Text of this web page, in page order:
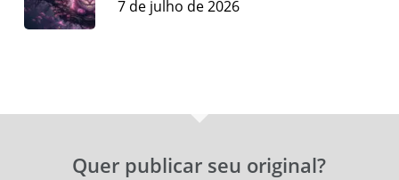
7 de julho de 2026
Quer publicar seu original?